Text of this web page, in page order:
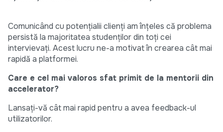
Comunicând cu potențialii clienți am înțeles că problema
persistă la majoritatea studenților din toți cei
intervievați. Acest lucru ne-a motivat în crearea cât mai
rapidă a platformei.
Care e cel mai valoros sfat primit de la mentorii din
accelerator?
Lansați-vă cât mai rapid pentru a avea feedback-ul
utilizatorilor.